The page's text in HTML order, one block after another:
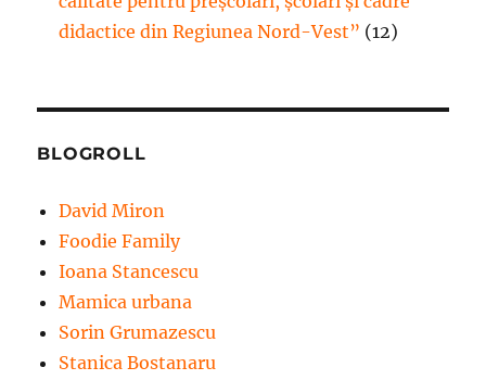
didactice din Regiunea Nord-Vest” (12)
BLOGROLL
David Miron
Foodie Family
Ioana Stancescu
Mamica urbana
Sorin Grumazescu
Stanica Bostanaru